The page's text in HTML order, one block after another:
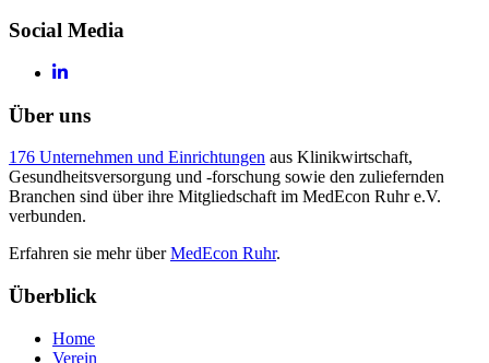
Social Media
Über uns
176 Unternehmen und Einrichtungen aus Klinikwirtschaft,
Gesundheitsversorgung und -forschung sowie den zuliefernden
Branchen sind über ihre Mitgliedschaft im MedEcon Ruhr e.V.
verbunden.
Erfahren sie mehr überMedEcon Ruhr.
Überblick
Home
Verein